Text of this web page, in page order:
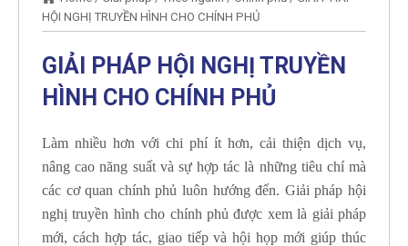
HỘI NGHỊ TRUYỀN HÌNH CHO CHÍNH PHỦ
GIẢI PHÁP HỘI NGHỊ TRUYỀN
HÌNH CHO CHÍNH PHỦ
Làm nhiều hơn với chi phí ít hơn, cải thiện dịch vụ,
nâng cao năng suất và sự hợp tác là những tiêu chí mà
các cơ quan chính phủ luôn hướng đến. Giải pháp hội
nghị truyền hình cho chính phủ được xem là giải pháp
mới, cách hợp tác, giao tiếp và hội họp mới giúp thúc